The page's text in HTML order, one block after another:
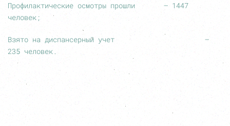
Профилактические осмотры прошли – 1447
человек;
Взято на диспансерный учет –
235 человек.